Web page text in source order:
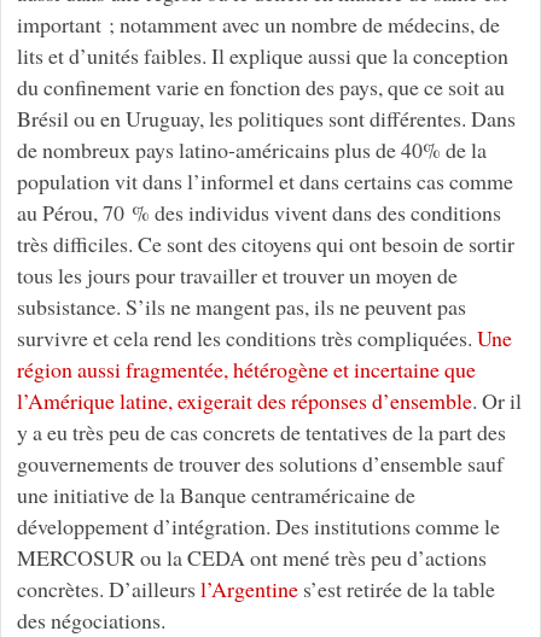
important ; notamment avec un nombre de médecins, de
lits et d’unités faibles. Il explique aussi que la conception
du confinement varie en fonction des pays, que ce soit au
Brésil ou en Uruguay, les politiques sont différentes. Dans
de nombreux pays latino-américains plus de 40% de la
population vit dans l’informel et dans certains cas comme
au Pérou, 70 % des individus vivent dans des conditions
très difficiles. Ce sont des citoyens qui ont besoin de sortir
tous les jours pour travailler et trouver un moyen de
subsistance. S’ils ne mangent pas, ils ne peuvent pas
survivre et cela rend les conditions très compliquées. Une
région aussi fragmentée, hétérogène et incertaine que
l’Amérique latine, exigerait des réponses d’ensemble. Or il
y a eu très peu de cas concrets de tentatives de la part des
gouvernements de trouver des solutions d’ensemble sauf
une initiative de la Banque centraméricaine de
développement d’intégration. Des institutions comme le
MERCOSUR ou la CEDA ont mené très peu d’actions
concrètes. D’ailleurs l’Argentines’est retirée de la table
des négociations.